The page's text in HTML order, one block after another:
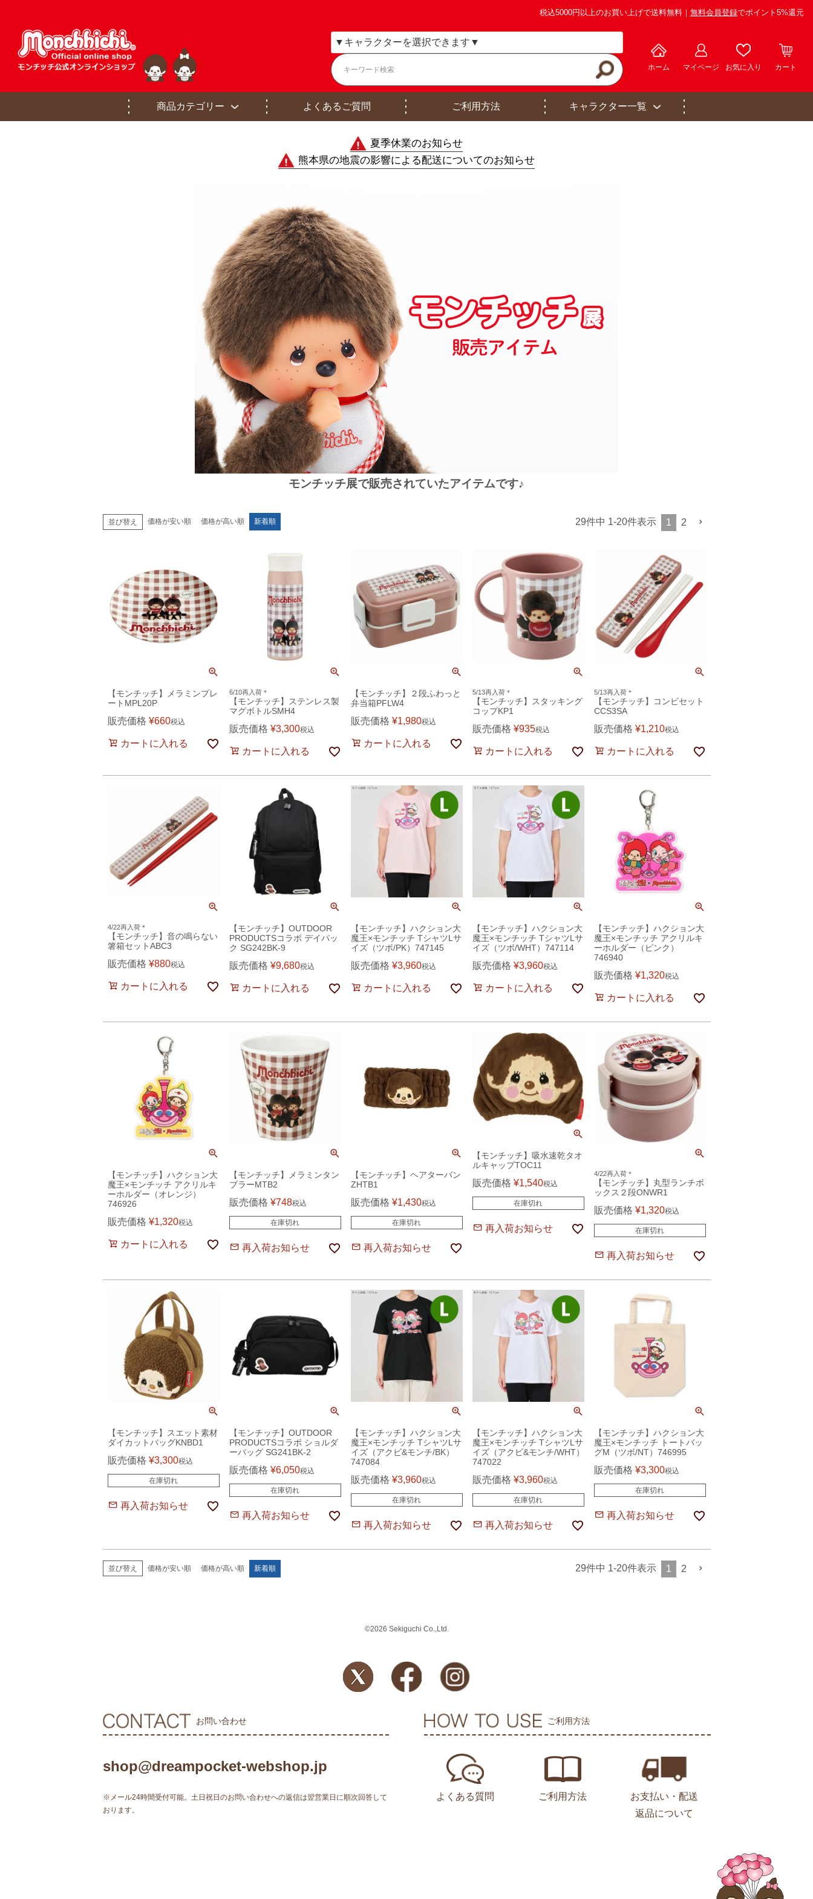
税込5000円以上のお買い上げで送料無料｜ 無料会員登録でポイント5%還元
ホーム マイページ お気に入り カート
商品カテゴリー よくあるご質問 ご利用方法 キャラクター一覧
夏季休業のお知らせ
熊本県の地震の影響による配送についてのお知らせ
モンチッチ展で販売されていたアイテムです♪
並び替え 価格が安い順 価格が高い順 新着順 29件中 1-20件表示 1 2
【モンチッチ】メラミンプレ
ートMPL20P
販売価格 ¥660税込
カートに入れる
6/10再入荷＊
【モンチッチ】ステンレス製
マグボトルSMH4
販売価格 ¥3,300税込
カートに入れる
【モンチッチ】２段ふわっと
弁当箱PFLW4
販売価格 ¥1,980税込
カートに入れる
5/13再入荷＊
【モンチッチ】スタッキング
コップKP1
販売価格 ¥935税込
カートに入れる
5/13再入荷＊
【モンチッチ】コンビセット
CCS3SA
販売価格 ¥1,210税込
カートに入れる
4/22再入荷＊
【モンチッチ】音の鳴らない
箸箱セットABC3
販売価格 ¥880税込
カートに入れる
【モンチッチ】OUTDOOR
PRODUCTSコラボ デイパッ
ク SG242BK-9
販売価格 ¥9,680税込
カートに入れる
【モンチッチ】ハクション大
魔王×モンチッチ TシャツLサ
イズ（ツボ/PK）747145
販売価格 ¥3,960税込
カートに入れる
【モンチッチ】ハクション大
魔王×モンチッチ TシャツLサ
イズ（ツボ/WHT）747114
販売価格 ¥3,960税込
カートに入れる
【モンチッチ】ハクション大
魔王×モンチッチ アクリルキ
ーホルダー（ピンク）
746940
販売価格 ¥1,320税込
カートに入れる
【モンチッチ】ハクション大
魔王×モンチッチ アクリルキ
ーホルダー（オレンジ）
746926
販売価格 ¥1,320税込
カートに入れる
【モンチッチ】メラミンタン
ブラーMTB2
販売価格 ¥748税込
在庫切れ
再入荷お知らせ
【モンチッチ】ヘアターバン
ZHTB1
販売価格 ¥1,430税込
在庫切れ
再入荷お知らせ
【モンチッチ】吸水速乾タオ
ルキャップTOC11
販売価格 ¥1,540税込
在庫切れ
再入荷お知らせ
4/22再入荷＊
【モンチッチ】丸型ランチボ
ックス２段ONWR1
販売価格 ¥1,320税込
在庫切れ
再入荷お知らせ
【モンチッチ】スエット素材
ダイカットバッグKNBD1
販売価格 ¥3,300税込
在庫切れ
再入荷お知らせ
【モンチッチ】OUTDOOR
PRODUCTSコラボ ショルダ
ーバッグ SG241BK-2
販売価格 ¥6,050税込
在庫切れ
再入荷お知らせ
【モンチッチ】ハクション大
魔王×モンチッチ TシャツLサ
イズ（アクビ&モンチ/BK）
747084
販売価格 ¥3,960税込
在庫切れ
再入荷お知らせ
【モンチッチ】ハクション大
魔王×モンチッチ TシャツLサ
イズ（アクビ&モンチ/WHT）
747022
販売価格 ¥3,960税込
在庫切れ
再入荷お知らせ
【モンチッチ】ハクション大
魔王×モンチッチ トートバッ
グM（ツボ/NT）746995
販売価格 ¥3,300税込
在庫切れ
再入荷お知らせ
並び替え 価格が安い順 価格が高い順 新着順 29件中 1-20件表示 1 2
©2026 Sekiguchi Co.,Ltd.
お問い合わせ
shop@dreampocket-webshop.jp
※メール24時間受付可能。土日祝日のお問い合わせへの返信は翌営業日に順次回答して
おります。
ご利用方法
よくある質問 ご利用方法
お支払い・配送
返品について